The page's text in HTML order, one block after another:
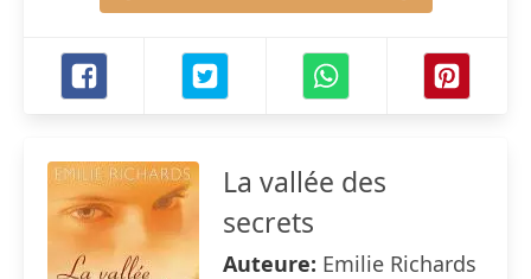
La vallée des
secrets
Auteure: Emilie Richards